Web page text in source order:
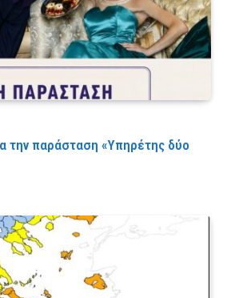
την παράσταση «Υπηρέτης δύο